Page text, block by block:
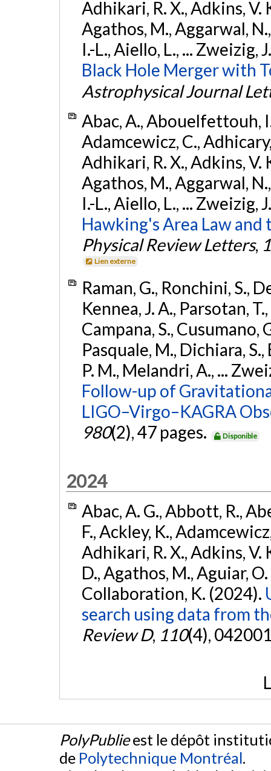
Adhikari, R. X., Adkins, V.
Agathos, M., Aggarwal,
I.-L., Aiello, L., ... Zweizig,
Black Hole Merger with
Astrophysical Journal
Abac, A., Abouelfettouh,
Adamcewicz, C.,
Adhikari, R. X., Adkins, V.
Agathos, M., Aggarwal,
I.-L., Aiello, L., ... Zweizig,
Hawking's Area Law
Physical Review Letters,
Lien externe
Raman, G., Ronchini, S.,
Kennea, J. A., Parsotan,
Campana, S., Cusumano,
Pasquale, M., Dichiara,
P. M., Melandri, A., ...
Follow-up of
LIGO–Virgo–KAGRA
980(2), 47 pages. Disponible
2024
Abac, A. G., Abbott, R.,
F., Ackley, K.,
Adhikari, R. X., Adkins, V.
D., Agathos, M., Aguiar,
Collaboration, K. (2024).
search using data from
Review D, 110(4),
PolyPublieest le dépôt
de Polytechnique Montréal.